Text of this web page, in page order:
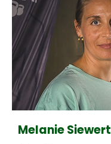
Melanie Siewert